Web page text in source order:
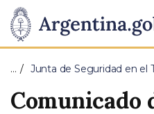
Presidencia
de
la
Pasar al contenido
… Junta de Seguridad en el
Comunicado